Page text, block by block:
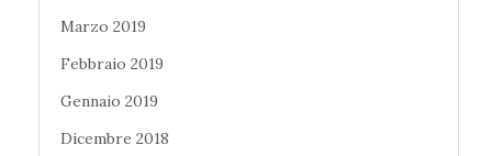
Marzo 2019
Febbraio 2019
Gennaio 2019
Dicembre 2018